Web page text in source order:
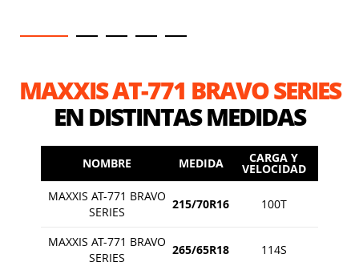
MAXXIS AT-771 BRAVO SERIES
EN DISTINTAS MEDIDAS
NOMBRE MEDIDA CARGA Y
VELOCIDAD
MAXXIS AT-771 BRAVO
SERIES
215/70R16 100T
MAXXIS AT-771 BRAVO
SERIES
265/65R18 114S